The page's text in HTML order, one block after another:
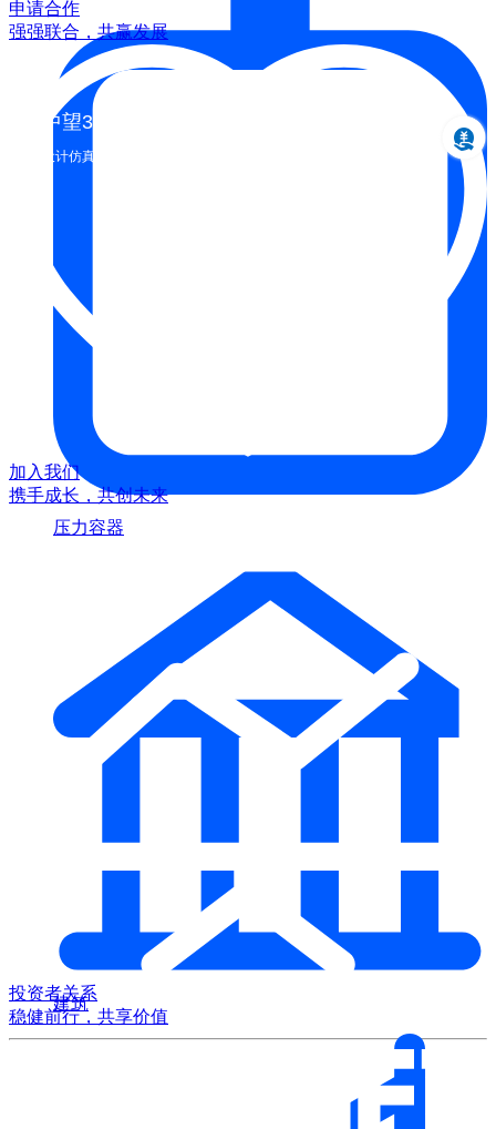
压力容器
建筑
中望3D 2024
设计仿真制造一体化
申请合作
强强联合，共赢发展
加入我们
携手成长，共创未来
投资者关系
稳健前行，共享价值